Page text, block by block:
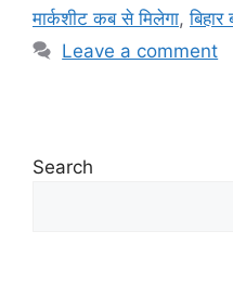
मार्कशीट कब से मिलेगा,
Leave a comment
Search